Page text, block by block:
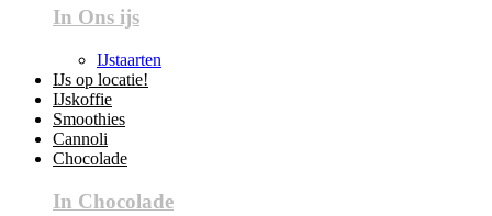
In Ons ijs
IJstaarten
IJs op locatie!
IJskoffie
Smoothies
Cannoli
Chocolade
In Chocolade